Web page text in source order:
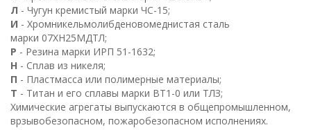
Л - Чугун кремистый марки ЧС-15;
И - Хромникельмолибденовомеднистая сталь
марки 07ХН25МДТЛ;
Р - Резина марки ИРП 51-1632;
Н - Сплав из никеля;
П - Пластмасса или полимерные материалы;
Т - Титан и его сплавы марки ВТ1 -0 или ТЛЗ;
Химические агрегаты выпускаются в общепромышленном,
врзывобезопасном, пожаробезопасном исполнениях.